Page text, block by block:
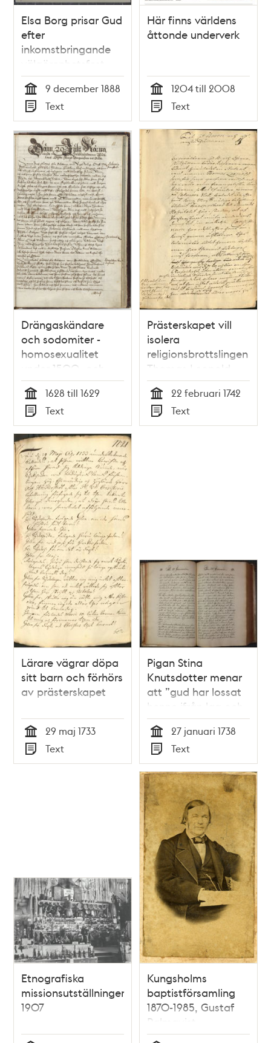
Elsa Borg prisar Gud
efter
inkomstbringande
välgörenhetsfest –
brev till Thekla
Wadström
Tid
9 december 1888
Typ
Text
Här finns världens
åttonde underverk
Tid
1204 till 2008
Typ
Text
Drängaskändare
och sodomiter -
homosexualitet
under 1500- och
1600-talen
Tid
1628 till 1629
Typ
Text
Prästerskapet vill
isolera
religionsbrottslingen
Thomas Leopold
Tid
22 februari 1742
Typ
Text
Lärare vägrar döpa
sitt barn och förhörs
av prästerskapet
Tid
29 maj 1733
Typ
Text
Pigan Stina
Knutsdotter menar
att ”gud har lossat
henne ifrån lag och
stadgar”
Tid
27 januari 1738
Typ
Text
Etnografiska
missionsutställningen
1907
Kungsholms
baptistförsamling
1870-1985, Gustaf
Palmqvist